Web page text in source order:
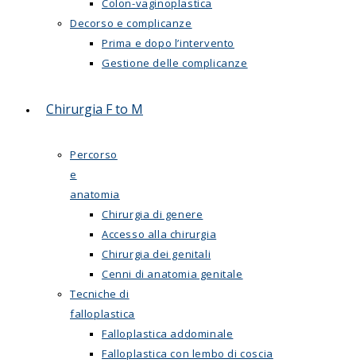
Colon-vaginoplastica
Decorso e complicanze
Prima e dopo l’intervento
Gestione delle complicanze
Chirurgia F to M
Percorso
e
anatomia
Chirurgia di genere
Accesso alla chirurgia
Chirurgia dei genitali
Cenni di anatomia genitale
Tecniche di
falloplastica
Falloplastica addominale
Falloplastica con lembo di coscia